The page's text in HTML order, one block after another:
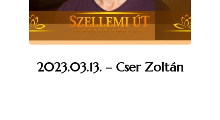
2023.03.13. – Cser Zoltán